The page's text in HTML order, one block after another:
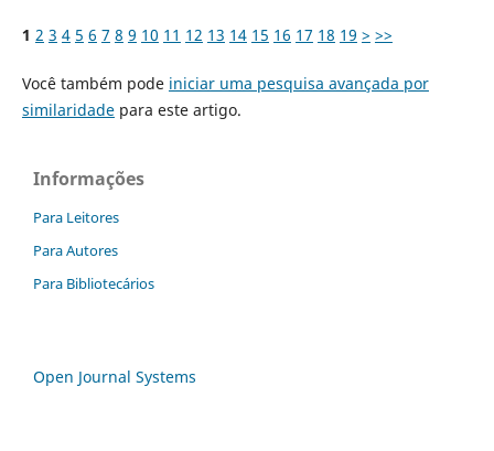
1 2 3 4 5 6 7 8 9 10 11 12 13 14 15 16 17 18 19 > >>
Você também pode iniciar uma pesquisa avançada por
similaridadepara este artigo.
Informações
Para Leitores
Para Autores
Para Bibliotecários
Open Journal Systems